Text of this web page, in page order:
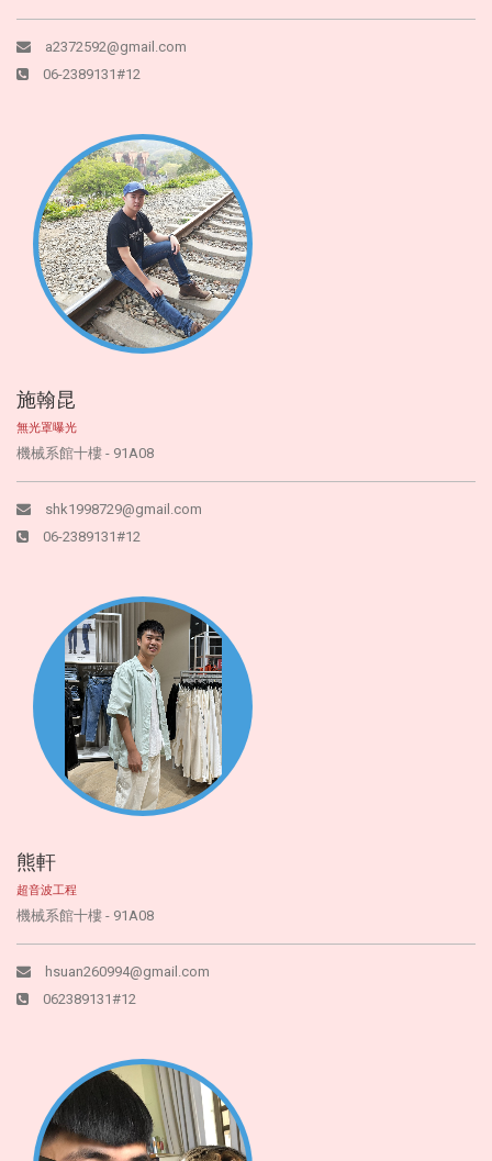
a2372592@gmail.com
06-2389131#12
施翰昆
無光罩曝光
機械系館十樓 - 91A08
shk1998729@gmail.com
06-2389131#12
熊軒
超音波工程
機械系館十樓 - 91A08
hsuan260994@gmail.com
062389131#12